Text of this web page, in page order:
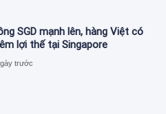
SGD mạnh lên, hàng Việt có
lợi thế tại Singapore
trước